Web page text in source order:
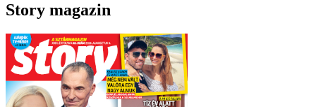
Story magazin